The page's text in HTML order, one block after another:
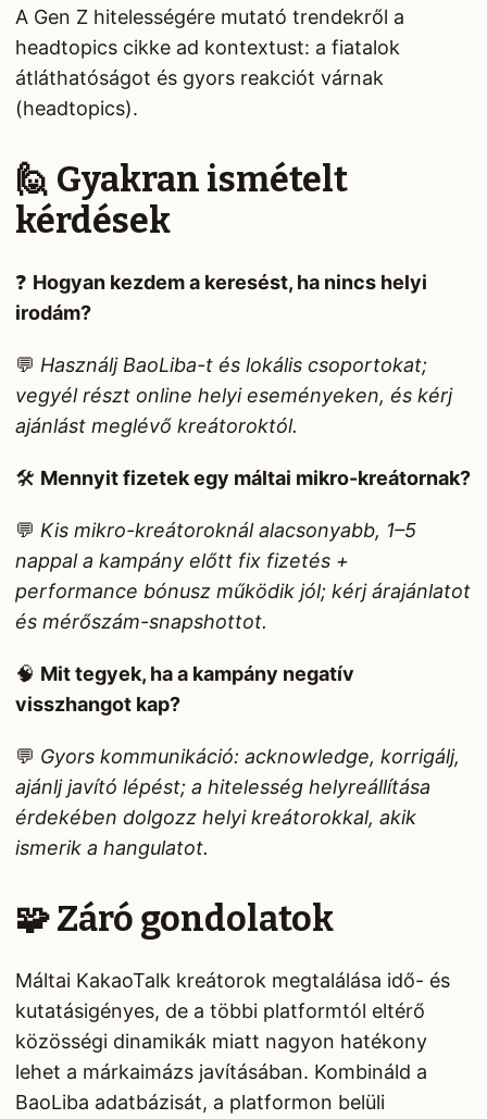
A Gen Z hitelességére mutató trendekről a
headtopics cikke ad kontextust: a fiatalok
átláthatóságot és gyors reakciót várnak
(headtopics).
🙋 Gyakran ismételt
kérdések
❓ Hogyan kezdem a keresést, ha nincs helyi
irodám?
💬 Használj BaoLiba-t és lokális csoportokat;
vegyél részt online helyi eseményeken, és kérj
ajánlást meglévő kreátoroktól.
🛠️ Mennyit fizetek egy máltai mikro-kreátornak?
💬 Kis mikro-kreátoroknál alacsonyabb, 1–5
nappal a kampány előtt fix fizetés +
performance bónusz működik jól; kérj árajánlatot
és mérőszám-snapshottot.
🧠 Mit tegyek, ha a kampány negatív
visszhangot kap?
💬 Gyors kommunikáció: acknowledge, korrigálj,
ajánlj javító lépést; a hitelesség helyreállítása
érdekében dolgozz helyi kreátorokkal, akik
ismerik a hangulatot.
🧩 Záró gondolatok
Máltai KakaoTalk kreátorok megtalálása idő- és
kutatásigényes, de a többi platformtól eltérő
közösségi dinamikák miatt nagyon hatékony
lehet a márkaimázs javításában. Kombináld a
BaoLiba adatbázisát, a platformon belüli